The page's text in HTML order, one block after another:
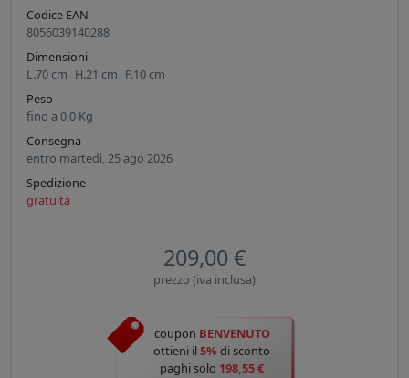
Codice EAN
8056039140288
Dimensioni
L.70 cm H.21 cm P.10 cm
Peso
fino a 0,0 Kg
Consegna
entro martedì, 25 ago 2026
Spedizione
gratuita
209,00 €
prezzo (iva inclusa)
coupon BENVENUTO
ottieni il5% di sconto
paghi solo 198,55 €